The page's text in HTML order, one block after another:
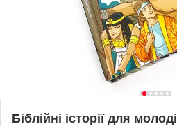
Біблійні історії для молоді